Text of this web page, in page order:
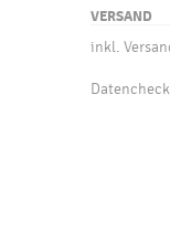
VERSAND
inkl.
Datencheck